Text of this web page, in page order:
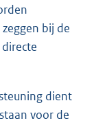
bij de
dient
voor de